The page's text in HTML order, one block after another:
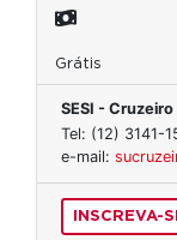
Grátis
SESI - Cruzeiro
Tel: (12) 3141-
e-mail:
INSCREVA-